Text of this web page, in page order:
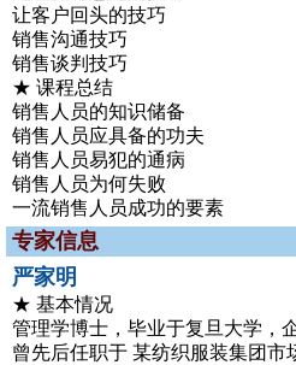
让客户回头的技巧
销售沟通技巧
销售谈判技巧
★ 课程总结
销售人员的知识储备
销售人员应具备的功夫
销售人员易犯的通病
销售人员为何失败
一流销售人员成功的要素
专家信息
严家明
★ 基本情况
管理学博士，毕业于复旦大学，
曾先后任职于 某纺织服装集团市